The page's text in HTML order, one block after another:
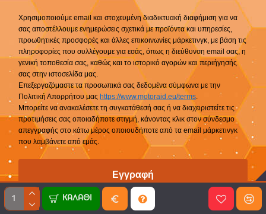
ΚΑΛΆΘΙ
Χρησιμοποιούμε email και στοχευμένη διαδικτυακή διαφήμιση για να
σας αποστέλλουμε ενημερώσεις σχετικά με προϊόντα και υπηρεσίες,
προωθητικές προσφορές και άλλες επικοινωνίες μάρκετινγκ, με βάση τις
πληροφορίες που συλλέγουμε για εσάς, όπως η διεύθυνση email σας, η
γενική τοποθεσία σας, καθώς και το ιστορικό αγορών και περιήγησής
σας στην ιστοσελίδα μας.
Επεξεργαζόμαστε τα προσωπικά σας δεδομένα σύμφωνα με την
Πολιτική Απορρήτου μας https://www.motoraid.eu/terms.
Μπορείτε να ανακαλέσετε τη συγκατάθεσή σας ή να διαχειριστείτε τις
προτιμήσεις σας οποιαδήποτε στιγμή, κάνοντας κλικ στον σύνδεσμο
απεγγραφής στο κάτω μέρος οποιουδήποτε από τα email μάρκετινγκ
που λαμβάνετε από εμάς.
Εγγραφή